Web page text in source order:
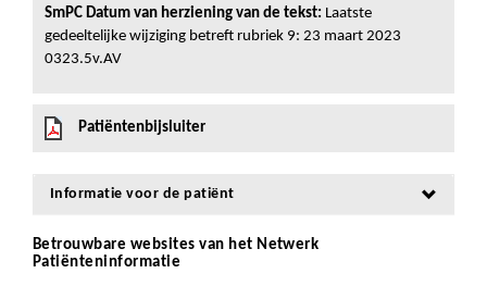
SmPC Datum van herziening van de tekst: Laatste
gedeeltelijke wijziging betreft rubriek 9: 23 maart 2023
0323.5v.AV
Patiëntenbijsluiter
Informatie voor de patiënt
Betrouwbare websites van het Netwerk
Patiënteninformatie